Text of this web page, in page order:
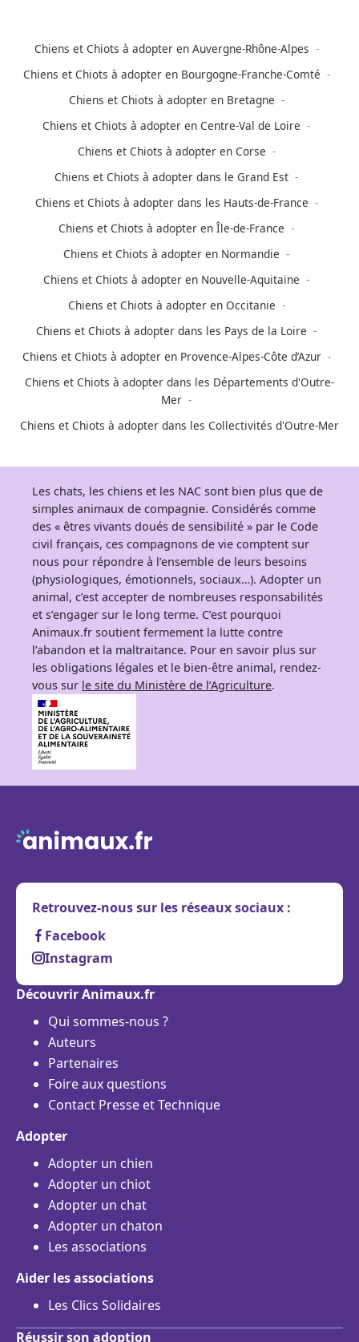
Chiens et Chiots à adopter en Auvergne-Rhône-Alpes
Chiens et Chiots à adopter en Bourgogne-Franche-Comté
Chiens et Chiots à adopter en Bretagne
Chiens et Chiots à adopter en Centre-Val de Loire
Chiens et Chiots à adopter en Corse
Chiens et Chiots à adopter dans le Grand Est
Chiens et Chiots à adopter dans les Hauts-de-France
Chiens et Chiots à adopter en Île-de-France
Chiens et Chiots à adopter en Normandie
Chiens et Chiots à adopter en Nouvelle-Aquitaine
Chiens et Chiots à adopter en Occitanie
Chiens et Chiots à adopter dans les Pays de la Loire
Chiens et Chiots à adopter en Provence-Alpes-Côte d’Azur
Chiens et Chiots à adopter dans les Départements d'Outre-
Mer
Chiens et Chiots à adopter dans les Collectivités d'Outre-Mer
Les chats, les chiens et les NAC sont bien plus que de
simples animaux de compagnie. Considérés comme
des « êtres vivants doués de sensibilité » par le Code
civil français, ces compagnons de vie comptent sur
nous pour répondre à l’ensemble de leurs besoins
(physiologiques, émotionnels, sociaux…). Adopter un
animal, c’est accepter de nombreuses responsabilités
et s’engager sur le long terme. C’est pourquoi
Animaux.fr soutient fermement la lutte contre
l’abandon et la maltraitance. Pour en savoir plus sur
les obligations légales et le bien-être animal, rendez-
vous sur le site du Ministère de l’Agriculture.
Retrouvez-nous sur les réseaux sociaux :
Facebook
Instagram
Découvrir Animaux.fr
Qui sommes-nous ?
Auteurs
Partenaires
Foire aux questions
Contact Presse et Technique
Adopter
Adopter un chien
Adopter un chiot
Adopter un chat
Adopter un chaton
Les associations
Aider les associations
Les Clics Solidaires
Réussir son adoption